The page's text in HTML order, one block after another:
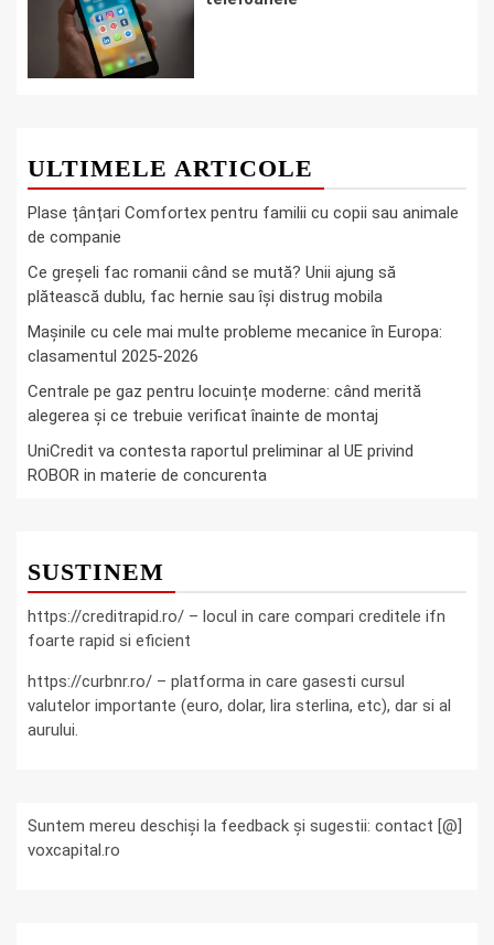
ULTIMELE ARTICOLE
Plase țânțari Comfortex pentru familii cu copii sau animale
de companie
Ce greşeli fac romanii când se mută? Unii ajung să
plătească dublu, fac hernie sau îşi distrug mobila
Mașinile cu cele mai multe probleme mecanice în Europa:
clasamentul 2025-2026
Centrale pe gaz pentru locuințe moderne: când merită
alegerea și ce trebuie verificat înainte de montaj
UniCredit va contesta raportul preliminar al UE privind
ROBOR in materie de concurenta
SUSTINEM
https://creditrapid.ro/ – locul in care compari creditele ifn
foarte rapid si eficient
https://curbnr.ro/ – platforma in care gasesti cursul
valutelor importante (euro, dolar, lira sterlina, etc), dar si al
aurului.
Suntem mereu deschiși la feedback și sugestii: contact [@]
voxcapital.ro